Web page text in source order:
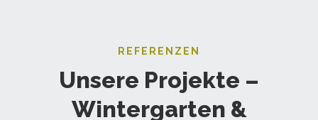
REFERENZEN
Unsere Projekte –
Wintergarten &